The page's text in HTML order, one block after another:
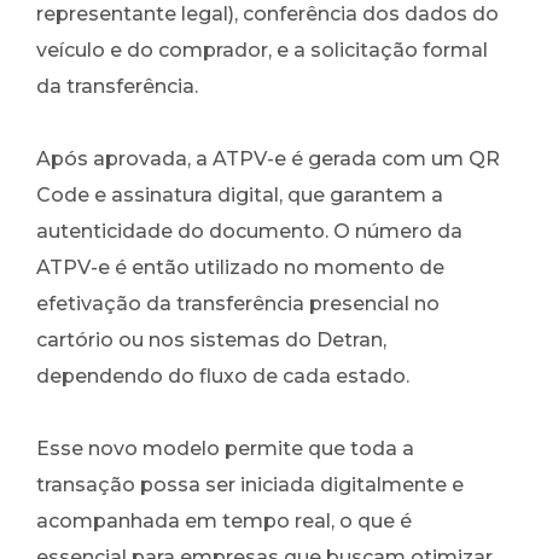
representante legal), conferência dos dados do
veículo e do comprador, e a solicitação formal
da transferência.
Após aprovada, a ATPV-e é gerada com um QR
Code e assinatura digital, que garantem a
autenticidade do documento. O número da
ATPV-e é então utilizado no momento de
efetivação da transferência presencial no
cartório ou nos sistemas do Detran,
dependendo do fluxo de cada estado.
Esse novo modelo permite que toda a
transação possa ser iniciada digitalmente e
acompanhada em tempo real, o que é